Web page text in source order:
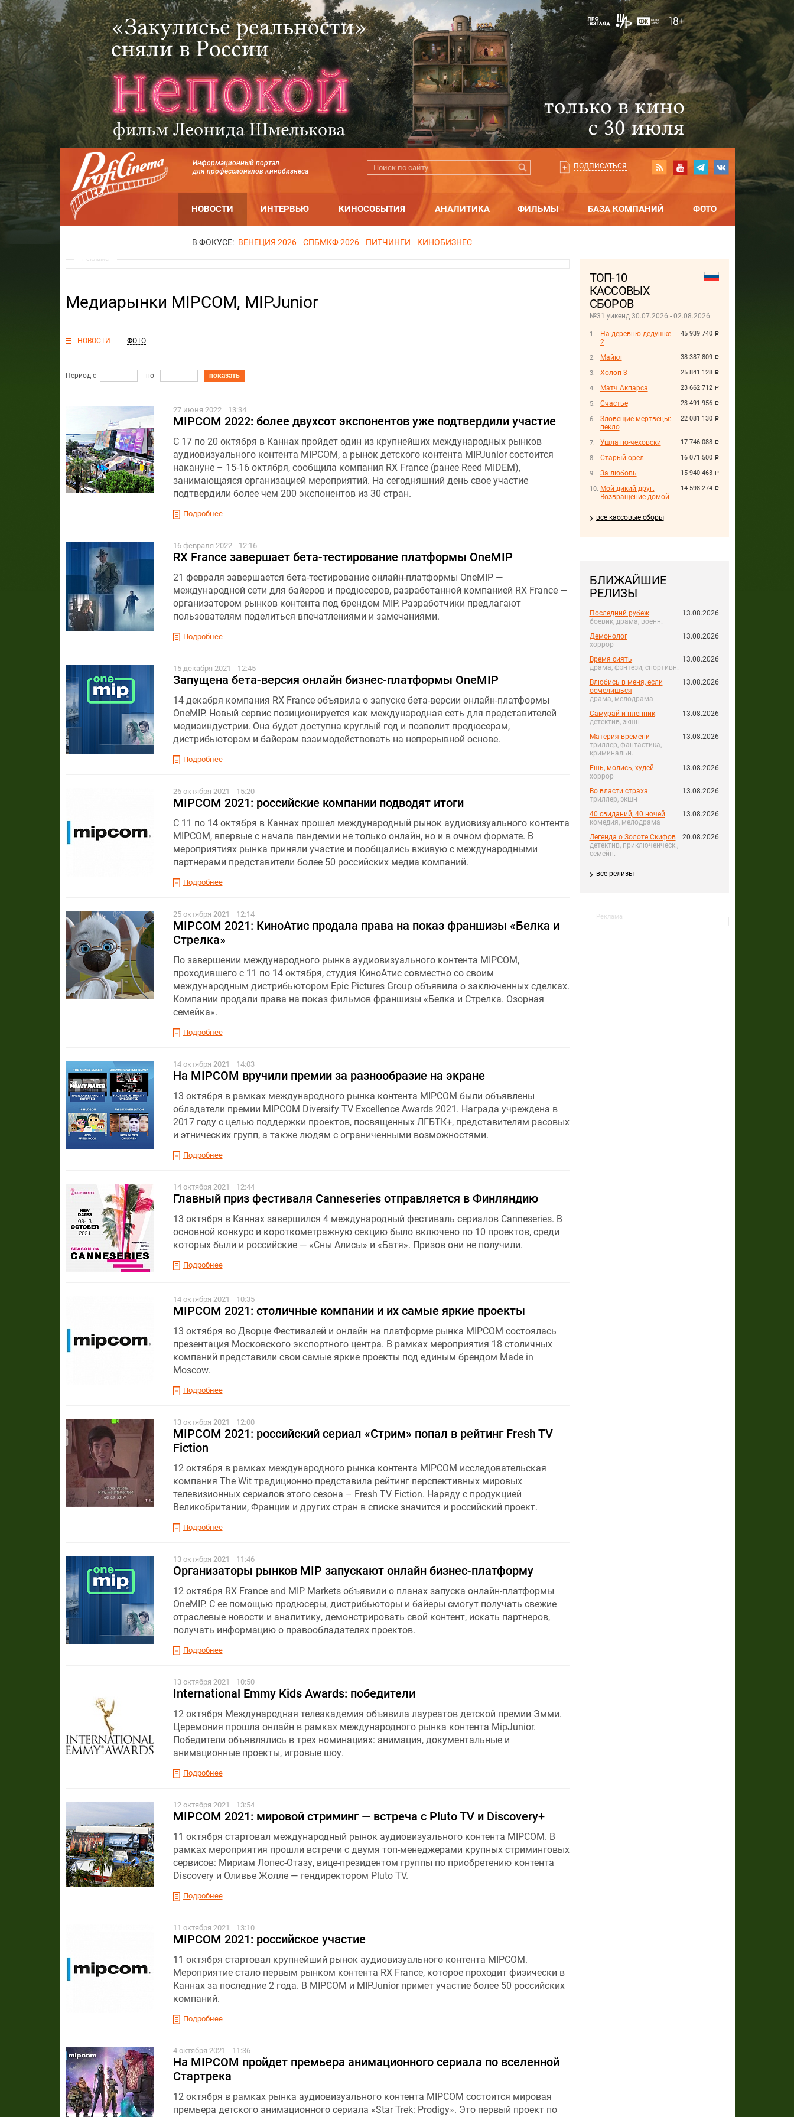
Информационный портал
для профессионалов кинобизнеса
ПОДПИСАТЬСЯ
НОВОСТИ ИНТЕРВЬЮ КИНОСОБЫТИЯ АНАЛИТИКА ФИЛЬМЫ БАЗА КОМПАНИЙ ФОТО
В ФОКУСЕ: ВЕНЕЦИЯ 2026 СПБМКФ 2026 ПИТЧИНГИ КИНОБИЗНЕС
ТОП-10
КАССОВЫХ
СБОРОВ
№31 уикенд 30.07.2026 - 02.08.2026
45 939 740 руб.
На деревню дедушке
2
38 387 809 руб.
Майкл
25 841 128 руб.
Холоп 3
23 662 712 руб.
Матч Акпарса
23 491 956 руб.
Счастье
22 081 130 руб.
Зловещие мертвецы:
пекло
17 746 088 руб.
Ушла по-чеховски
16 071 500 руб.
Старый орел
15 940 463 руб.
За любовь
14 598 274 руб.
Мой дикий друг.
Возвращение домой
все кассовые сборы
БЛИЖАЙШИЕ
РЕЛИЗЫ
Последний рубеж
боевик, драма, военн.
13.08.2026
Демонолог
хоррор
13.08.2026
Время сиять
драма, фэнтези, спортивн.
13.08.2026
Влюбись в меня, если
осмелишься
драма, мелодрама
13.08.2026
Самурай и пленник
детектив, экшн
13.08.2026
Материя времени
триллер, фантастика,
криминальн.
13.08.2026
Ешь, молись, худей
хоррор
13.08.2026
Во власти страха
триллер, экшн
13.08.2026
40 свиданий, 40 ночей
комедия, мелодрама
13.08.2026
Легенда о Золоте Скифов
детектив, приключенческ.,
семейн.
20.08.2026
все релизы
Реклама
Реклама
Медиарынки MIPCOM, MIPJunior
НОВОСТИ ФОТО
Период с по показать
27 июня 2022 13:34
MIPCOM 2022: более двухсот экспонентов уже подтвердили участие
С 17 по 20 октября в Каннах пройдет один из крупнейших международных рынков
аудиовизуального контента MIPCOM, а рынок детского контента MIPJunior состоится
накануне – 15-16 октября, сообщила компания RX France (ранее Reed MIDEM),
занимающаяся организацией мероприятий. На сегодняшний день свое участие
подтвердили более чем 200 экспонентов из 30 стран.
Подробнее
16 февраля 2022 12:16
RX France завершает бета-тестирование платформы OneMIP
21 февраля завершается бета-тестирование онлайн-платформы OneMIP —
международной сети для байеров и продюсеров, разработанной компанией RX France —
организатором рынков контента под брендом MIP. Разработчики предлагают
пользователям поделиться впечатлениями и замечаниями .
Подробнее
15 декабря 2021 12:45
Запущена бета-версия онлайн бизнес-платформы OneMIP
14 декабря компания RX France объявила о запуске бета-версии онлайн-платформы
OneMIP. Новый сервис позиционируется как международная сеть для представителей
медиаиндустрии. Она будет доступна круглый год и позволит продюсерам,
дистрибьюторам и байерам взаимодействовать на непрерывной основе.
Подробнее
26 октября 2021 15:20
MIPCOM 2021: российские компании подводят итоги
С 11 по 14 октября в Каннах прошел международный рынок аудиовизуального контента
MIPCOM, впервые с начала пандемии не только онлайн, но и в очном формате. В
мероприятиях рынка приняли участие и пообщались вживую с международными
партнерами представители более 50 российских медиа компаний.
Подробнее
25 октября 2021 12:14
MIPCOM 2021: КиноАтис продала права на показ франшизы «Белка и
Стрелка»
По завершении международного рынка аудиовизуального контента MIPCOM,
проходившего с 11 по 14 октября, студия КиноАтис совместно со своим
международным дистрибьютором Epic Pictures Group объявила о заключенных сделках.
Компании продали права на показ фильмов франшизы «Белка и Стрелка. Озорная
семейка».
Подробнее
14 октября 2021 14:03
На MIPCOM вручили премии за разнообразие на экране
13 октября в рамках международного рынка контента MIPCOM были объявлены
обладатели премии MIPCOM Diversify TV Excellence Awards 2021. Награда учреждена в
2017 году с целью поддержки проектов, посвященных ЛГБТК+, представителям расовых
и этнических групп, а также людям с ограниченными возможностями.
Подробнее
14 октября 2021 12:44
Главный приз фестиваля Canneseries отправляется в Финляндию
13 октября в Каннах завершился 4 международный фестиваль сериалов Canneseries. В
основной конкурс и короткометражную секцию было включено по 10 проектов, среди
которых были и российские — «Сны Алисы» и «Батя». Призов они не получили.
Подробнее
14 октября 2021 10:35
MIPCOM 2021: столичные компании и их самые яркие проекты
13 октября во Дворце Фестивалей и онлайн на платформе рынка MIPCOM состоялась
презентация Московского экспортного центра. В рамках мероприятия 18 столичных
компаний представили свои самые яркие проекты под единым брендом Made in
Moscow.
Подробнее
13 октября 2021 12:00
MIPCOM 2021: российский сериал «Стрим» попал в рейтинг Fresh TV
Fiction
12 октября в рамках международного рынка контента MIPCOM исследовательская
компания The Wit традиционно представила рейтинг перспективных мировых
телевизионных сериалов этого сезона – Fresh TV Fiction. Наряду с продукцией
Великобритании, Франции и других стран в списке значится и российский проект.
Подробнее
13 октября 2021 11:46
Организаторы рынков MIP запускают онлайн бизнес-платформу
12 октября RX France and MIP Markets объявили о планах запуска онлайн-платформы
OneMIP. C ее помощью продюсеры, дистрибьюторы и байеры смогут получать свежие
отраслевые новости и аналитику, демонстрировать свой контент, искать партнеров,
получать информацию о правообладателях проектов.
Подробнее
13 октября 2021 10:50
International Emmy Kids Awards: победители
12 октября Международная телеакадемия объявила лауреатов детской премии Эмми.
Церемония прошла онлайн в рамках международного рынка контента MipJunior.
Победители объявлялись в трех номинациях: анимация, документальные и
анимационные проекты, игровые шоу.
Подробнее
12 октября 2021 13:54
MIPCOM 2021: мировой стриминг — встреча с Pluto TV и Discovery+
11 октября стартовал международный рынок аудиовизуального контента MIPCOM. В
рамках мероприятия прошли встречи с двумя топ-менеджерами крупных стриминговых
сервисов: Мириам Лопес-Отазу, вице-президентом группы по приобретению контента
Discovery и Оливье Жолле — гендиректором Pluto TV.
Подробнее
11 октября 2021 13:10
MIPCOM 2021: российское участие
11 октября стартовал крупнейший рынок аудиовизуального контента MIPCOM.
Мероприятие стало первым рынком контента RX France, которое проходит физически в
Каннах за последние 2 года. В MIPCOM и MIPJunior примет участие более 50 российских
компаний.
Подробнее
4 октября 2021 11:36
На MIPCOM пройдет премьера анимационного сериала по вселенной
Стартрека
12 октября в рамках рынка аудиовизуального контента MIPCOM состоится мировая
премьера детского анимационного сериала «Star Trek: Prodigy». Это первый проект по